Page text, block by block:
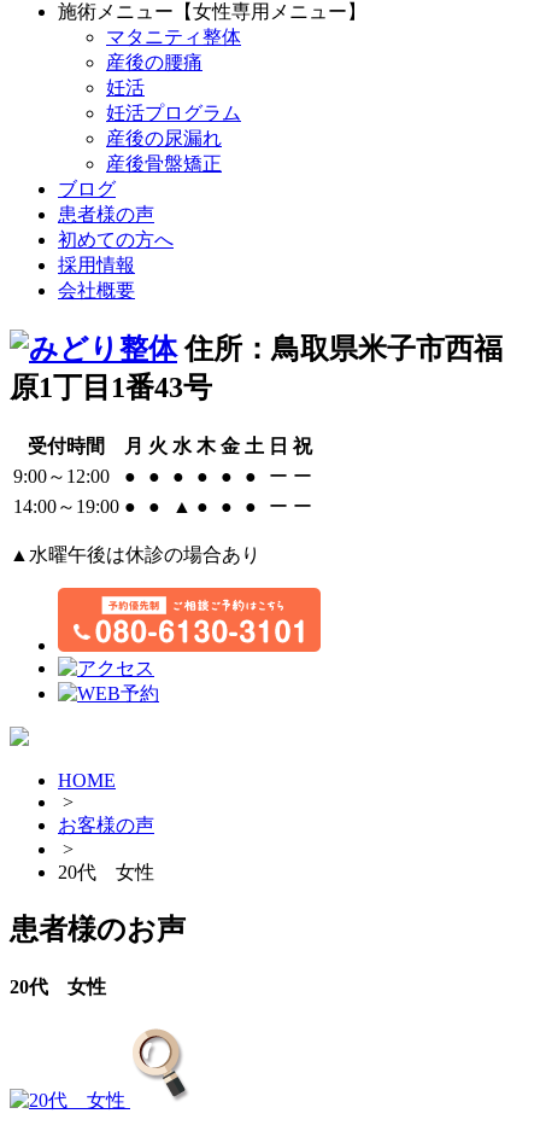
施術メニュー【女性専用メニュー】
マタニティ整体
産後の腰痛
妊活
妊活プログラム
産後の尿漏れ
産後骨盤矯正
ブログ
患者様の声
初めての方へ
採用情報
会社概要
住所：鳥取県米子市西福
原1丁目1番43号
受付時間 月 火 水 木 金 土 日 祝
9:00～12:00
● ● ● ● ● ● ー ー
14:00～19:00 ● ● ▲ ● ● ● ー ー
▲水曜午後は休診の場合あり
HOME
>
お客様の声
>
20代 女性
患者様のお声
20代 女性